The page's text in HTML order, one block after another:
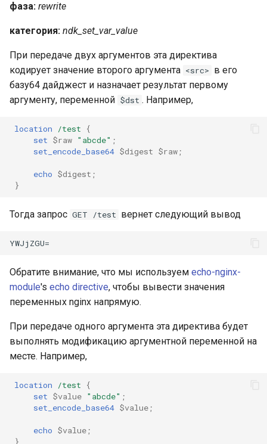
фаза: rewrite
категория: ndk_set_var_value
При передаче двух аргументов эта директива
кодирует значение второго аргумента <src> в его
базу64 дайджест и назначает результат первому
аргументу, переменной $dst . Например,
location /test
{
set $raw "abcde" ;
set_encode_base64 $digest $raw ;
echo $digest ;
}
Тогда запрос GET /test вернет следующий вывод
Обратите внимание, что мы используем echo-nginx-
module's echo directive, чтобы вывести значения
переменных nginx напрямую.
При передаче одного аргумента эта директива будет
выполнять модификацию аргументной переменной на
месте. Например,
location /test
{
set $value "abcde" ;
set_encode_base64 $value ;
echo $value ;
}